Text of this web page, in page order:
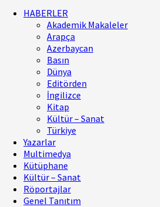
HABERLER
Akademik Makaleler
Arapça
Azerbaycan
Basın
Dünya
Editörden
İngilizce
Kitap
Kültür – Sanat
Türkiye
Yazarlar
Multimedya
Kütüphane
Kültür – Sanat
Röportajlar
Genel Tanıtım